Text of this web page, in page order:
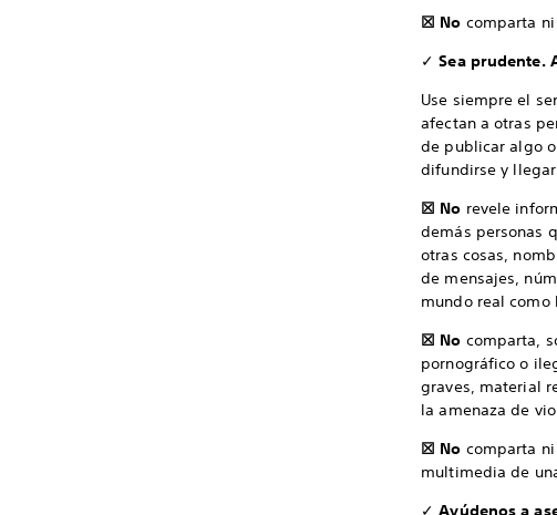
☒ No comparta
✓ Sea prudente.
Use siempre el
afectan a otras
de publicar algo
difundirse y
☒ No revele
demás personas
otras cosas,
de mensajes,
mundo real como
☒ No comparta,
pornográfico o
graves, material
la amenaza de
☒ No comparta
multimedia de
✓ Ayúdenos a